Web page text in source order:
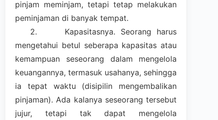
pinjam meminjam, tetapi tetap melakukan
peminjaman di banyak tempat.
2.
Kapasitasnya. Seorang harus
mengetahui betul seberapa kapasitas atau
kemampuan seseorang dalam mengelola
keuangannya, termasuk usahanya, sehingga
ia tepat waktu (disipilin mengembalikan
pinjaman). Ada kalanya seseorang tersebut
jujur, tetapi tak dapat mengelola